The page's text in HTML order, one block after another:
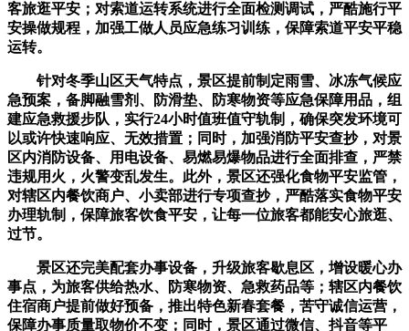
客旅逛平安；对索道运转系统进行全面检测调试，严酷施行平
安操做规程，加强工做人员应急练习训练，保障索道平安平稳
运转。
针对冬季山区天气特点，景区提前制定雨雪、冰冻气候应
急预案，备脚融雪剂、防滑垫、防寒物资等应急保障用品，组
建应急救援步队，实行24小时值班值守轨制，确保突发环境可
以或许快速响应、无效措置；同时，加强消防平安查抄，对景
区内消防设备、用电设备、易燃易爆物品进行全面排查，严禁
违规用火，火警变乱发生。此外，景区还强化食物平安监管，
对辖区内餐饮商户、小卖部进行专项查抄，严酷落实食物平安
办理轨制，保障旅客饮食平安，让每一位旅客都能安心旅逛、
过节。
景区还完美配套办事设备，升级旅客歇息区，增设暖心办
事点，为旅客供给热水、防寒物资、急救药品等；辖区内餐饮
住宿商户提前做好预备，推出特色新春套餐，苦守诚信运营，
保障办事质量取物价不变；同时，景区通过微信、抖音等平